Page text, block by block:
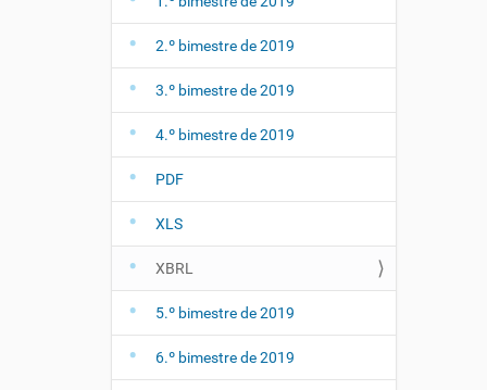
2.º bimestre de 2019
3.º bimestre de 2019
4.º bimestre de 2019
PDF
XLS
XBRL
5.º bimestre de 2019
6.º bimestre de 2019